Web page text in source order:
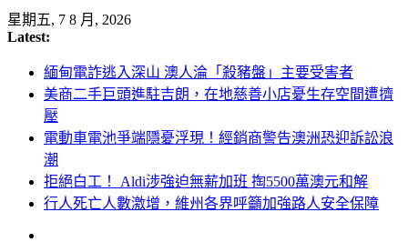
Skip
to
content
星期五, 7 8 月, 2026
Latest:
緬甸電詐逃入深山 澳人淪「殺豬盤」主要受害者
美商二手巨頭進駐吉朗，在地慈善小店憂生存空間遭擠
壓
電動車電池爭端隱憂浮現！經銷商警告澳洲恐迎訴訟浪
潮
拒絕白工！ Aldi涉強迫無薪加班 掏5500萬澳元和解
行人死亡人數激增，維州各界呼籲加強路人安全保障